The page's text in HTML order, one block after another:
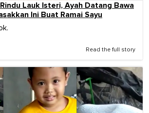
Lauk Isteri, Ayah Datang Bawa
Ini Buat Ramai Sayu
Read the full story